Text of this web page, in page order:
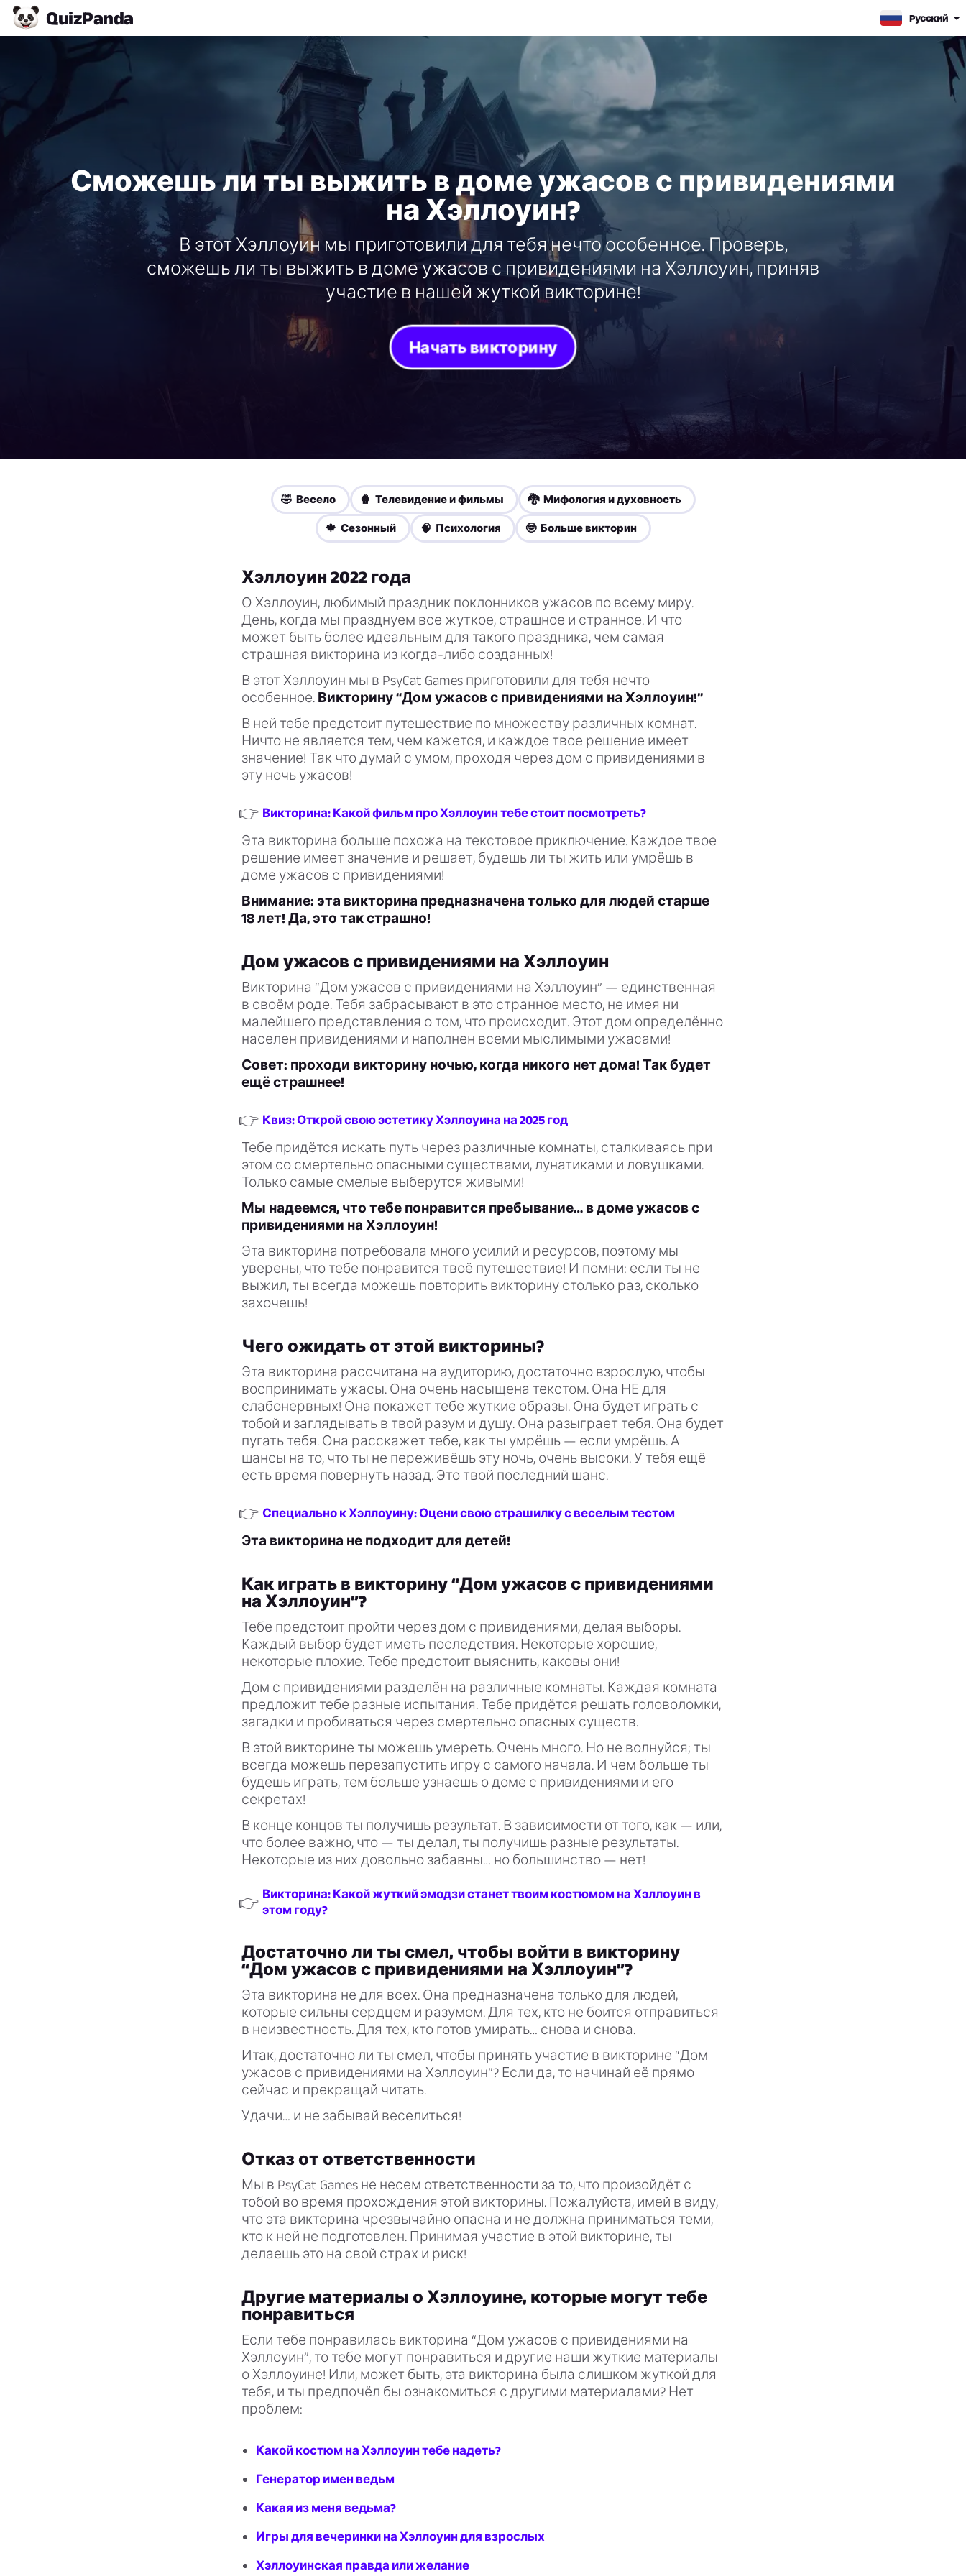
QuizPanda Pусский
Сможешь ли ты выжить в доме ужасов с привидениями
на Хэллоуин?
В этот Хэллоуин мы приготовили для тебя нечто особенное. Проверь,
сможешь ли ты выжить в доме ужасов с привидениями на Хэллоуин, приняв
участие в нашей жуткой викторине!
Начать викторину
🤣 Весело 🍿 Телевидение и фильмы 🐉 Мифология и духовность
🍁 Сезонный 🧠 Психология 🤓 Больше викторин
Хэллоуин 2022 года
О Хэллоуин, любимый праздник поклонников ужасов по всему миру.
День, когда мы празднуем все жуткое, страшное и странное. И что
может быть более идеальным для такого праздника, чем самая
страшная викторина из когда-либо созданных!
В этот Хэллоуин мы в PsyCat Games приготовили для тебя нечто
особенное. Викторину “Дом ужасов с привидениями на Хэллоуин!”
В ней тебе предстоит путешествие по множеству различных комнат.
Ничто не является тем, чем кажется, и каждое твое решение имеет
значение! Так что думай с умом, проходя через дом с привидениями в
эту ночь ужасов!
👉 Викторина: Какой фильм про Хэллоуин тебе стоит посмотреть?
Эта викторина больше похожа на текстовое приключение. Каждое твое
решение имеет значение и решает, будешь ли ты жить или умрёшь в
доме ужасов с привидениями!
Внимание: эта викторина предназначена только для людей старше
18 лет! Да, это так страшно!
Дом ужасов с привидениями на Хэллоуин
Викторина “Дом ужасов с привидениями на Хэллоуин” — единственная
в своём роде. Тебя забрасывают в это странное место, не имея ни
малейшего представления о том, что происходит. Этот дом определённо
населен привидениями и наполнен всеми мыслимыми ужасами!
Совет: проходи викторину ночью, когда никого нет дома! Так будет
ещё страшнее!
👉 Квиз: Открой свою эстетику Хэллоуина на 2025 год
Тебе придётся искать путь через различные комнаты, сталкиваясь при
этом со смертельно опасными существами, лунатиками и ловушками.
Только самые смелые выберутся живыми!
Мы надеемся, что тебе понравится пребывание… в доме ужасов с
привидениями на Хэллоуин!
Эта викторина потребовала много усилий и ресурсов, поэтому мы
уверены, что тебе понравится твоё путешествие! И помни: если ты не
выжил, ты всегда можешь повторить викторину столько раз, сколько
захочешь!
Чего ожидать от этой викторины?
Эта викторина рассчитана на аудиторию, достаточно взрослую, чтобы
воспринимать ужасы. Она очень насыщена текстом. Она НЕ для
слабонервных! Она покажет тебе жуткие образы. Она будет играть с
тобой и заглядывать в твой разум и душу. Она разыграет тебя. Она будет
пугать тебя. Она расскажет тебе, как ты умрёшь — если умрёшь. А
шансы на то, что ты не переживёшь эту ночь, очень высоки. У тебя ещё
есть время повернуть назад. Это твой последний шанс.
👉 Специально к Хэллоуину: Оцени свою страшилку с веселым тестом
Эта викторина не подходит для детей!
Как играть в викторину “Дом ужасов с привидениями
на Хэллоуин”?
Тебе предстоит пройти через дом с привидениями, делая выборы.
Каждый выбор будет иметь последствия. Некоторые хорошие,
некоторые плохие. Тебе предстоит выяснить, каковы они!
Дом с привидениями разделён на различные комнаты. Каждая комната
предложит тебе разные испытания. Тебе придётся решать головоломки,
загадки и пробиваться через смертельно опасных существ.
В этой викторине ты можешь умереть. Очень много. Но не волнуйся; ты
всегда можешь перезапустить игру с самого начала. И чем больше ты
будешь играть, тем больше узнаешь о доме с привидениями и его
секретах!
В конце концов ты получишь результат. В зависимости от того, как — или,
что более важно, что — ты делал, ты получишь разные результаты.
Некоторые из них довольно забавны… но большинство — нет!
👉 Викторина: Какой жуткий эмодзи станет твоим костюмом на Хэллоуин в
этом году?
Достаточно ли ты смел, чтобы войти в викторину
“Дом ужасов с привидениями на Хэллоуин”?
Эта викторина не для всех. Она предназначена только для людей,
которые сильны сердцем и разумом. Для тех, кто не боится отправиться
в неизвестность. Для тех, кто готов умирать… снова и снова.
Итак, достаточно ли ты смел, чтобы принять участие в викторине “Дом
ужасов с привидениями на Хэллоуин”? Если да, то начинай её прямо
сейчас и прекращай читать.
Удачи… и не забывай веселиться!
Отказ от ответственности
Мы в PsyCat Games не несем ответственности за то, что произойдёт с
тобой во время прохождения этой викторины. Пожалуйста, имей в виду,
что эта викторина чрезвычайно опасна и не должна приниматься теми,
кто к ней не подготовлен. Принимая участие в этой викторине, ты
делаешь это на свой страх и риск!
Другие материалы о Хэллоуине, которые могут тебе
понравиться
Если тебе понравилась викторина “Дом ужасов с привидениями на
Хэллоуин”, то тебе могут понравиться и другие наши жуткие материалы
о Хэллоуине! Или, может быть, эта викторина была слишком жуткой для
тебя, и ты предпочёл бы ознакомиться с другими материалами? Нет
проблем:
Какой костюм на Хэллоуин тебе надеть?
Генератор имен ведьм
Какая из меня ведьма?
Игры для вечеринки на Хэллоуин для взрослых
Хэллоуинская правда или желание